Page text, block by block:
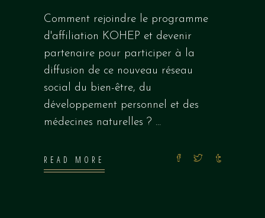
Comment rejoindre le programme
d'affiliation KOHEP et devenir
partenaire pour participer à la
diffusion de ce nouveau réseau
social du bien-être, du
développement personnel et des
médecines naturelles ?
READ MORE